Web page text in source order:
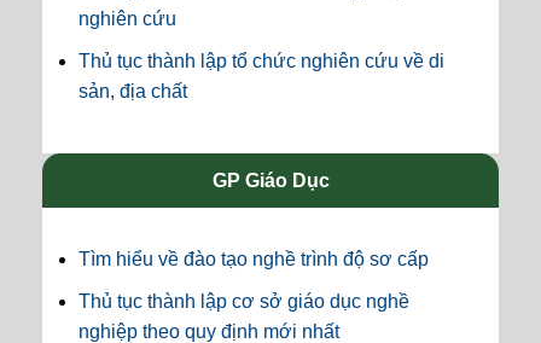
nghiên cứu
Thủ tục thành lập tổ chức nghiên cứu về di
sản, địa chất
GP Giáo Dục
Tìm hiểu về đào tạo nghề trình độ sơ cấp
Thủ tục thành lập cơ sở giáo dục nghề
nghiệp theo quy định mới nhất